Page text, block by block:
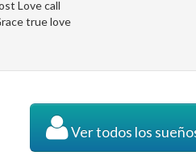
Love call
true love
Ver todos los